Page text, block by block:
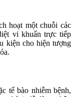
hoạt một chuỗi các
vi khuẩn trực tiếp
kiện cho hiện tượng
tế bào nhiễm bệnh,